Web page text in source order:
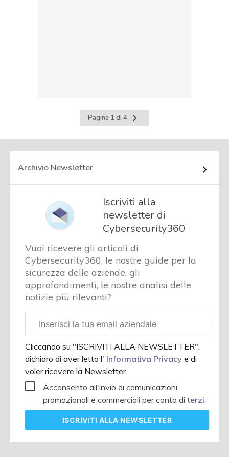
Pagina 1 di 4
Pagina
successiva
Archivio Newsletter
Iscriviti alla
newsletter di
Cybersecurity360
Vuoi ricevere gli articoli di
Cybersecurity360, le nostre guide per la
sicurezza delle aziende, gli
approfondimenti, le nostre analisi delle
notizie più rilevanti?
aziendale
Cliccando su "ISCRIVITI ALLA NEWSLETTER",
dichiaro di aver letto l' Informativa Privacye di
voler ricevere la Newsletter.
Acconsento all'invio di comunicazioni
promozionali e commerciali per conto diterzi.
ISCRIVITI ALLA NEWSLETTER